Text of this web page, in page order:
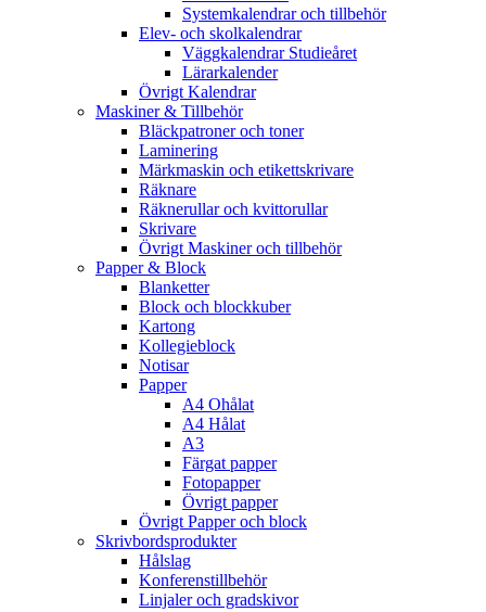
Systemkalendrar och tillbehör
Elev- och skolkalendrar
Väggkalendrar Studieåret
Lärarkalender
Övrigt Kalendrar
Maskiner & Tillbehör
Bläckpatroner och toner
Laminering
Märkmaskin och etikettskrivare
Räknare
Räknerullar och kvittorullar
Skrivare
Övrigt Maskiner och tillbehör
Papper & Block
Blanketter
Block och blockkuber
Kartong
Kollegieblock
Notisar
Papper
A4 Ohålat
A4 Hålat
A3
Färgat papper
Fotopapper
Övrigt papper
Övrigt Papper och block
Skrivbordsprodukter
Hålslag
Konferenstillbehör
Linjaler och gradskivor